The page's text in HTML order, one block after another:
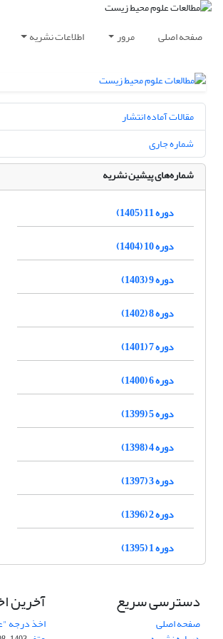
صفحه اصلی مرور اطلاعات نشریه
مقالات آماده انتشار
شماره جاری
شماره‌های پیشین نشریه
دوره 11 (1405)
دوره 10 (1404)
دوره 9 (1403)
دوره 8 (1402)
دوره 7 (1401)
دوره 6 (1400)
دوره 5 (1399)
دوره 4 (1398)
دوره 3 (1397)
دوره 2 (1396)
دوره 1 (1395)
دسترسی سریع
صفحه اصلی
آخرین
اخذ درجه